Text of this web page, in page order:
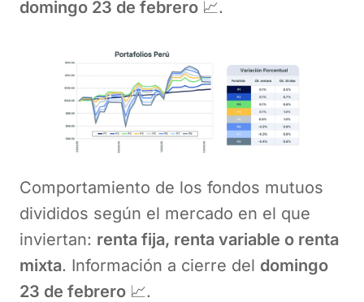
domingo 23 de febrero 📈.
Comportamiento de los fondos mutuos
divididos según el mercado en el que
inviertan: renta fija, renta variable o renta
mixta. Información a cierre del domingo
23 de febrero 📈.